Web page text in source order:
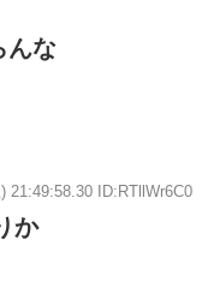
んな
21:49:58.30 ID:RTllWr6C0
か